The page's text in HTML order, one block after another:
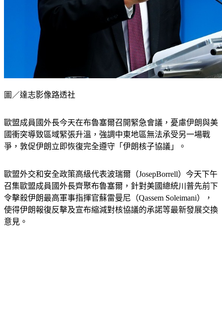
圖／達志影像路透社
歐盟成員國外長今天在布魯塞爾召開緊急會議，憂慮伊朗與美
國衝突導致區域緊張升溫，強調中東地區無法承受另一場戰
爭，敦促伊朗立即恢復完全遵守「伊朗核子協議」。
歐盟外交和安全政策高級代表波瑞爾（JosepBorrell）今天下午
召集歐盟成員國外長齊聚布魯塞爾，針對美國總統川普先前下
令擊殺伊朗最高軍事指揮官蘇雷曼尼（Qassem Soleimani），
使得伊朗報復反擊及宣布縮減對核協議的承諾等最新發展交換
意見。